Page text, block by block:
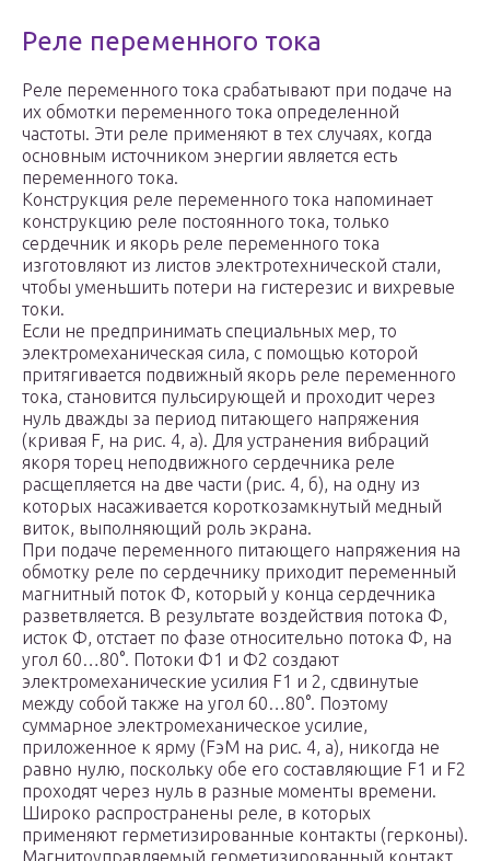
Реле переменного тока
Реле переменного тока срабатывают при подаче на
их обмотки переменного тока определенной
частоты. Эти реле применяют в тех случаях, когда
основным источником энергии является есть
переменного тока.
Конструкция реле переменного тока напоминает
конструкцию реле постоянного тока, только
сердечник и якорь реле переменного тока
изготовляют из листов электротехнической стали,
чтобы уменьшить потери на гистерезис и вихревые
токи.
Если не предпринимать специальных мер, то
электромеханическая сила, с помощью которой
притягивается подвижный якорь реле переменного
тока, становится пульсирующей и проходит через
нуль дважды за период питающего напряжения
(кривая F, на рис. 4, а). Для устранения вибраций
якоря торец неподвижного сердечника реле
расщепляется на две части (рис. 4, б), на одну из
которых насаживается короткозамкнутый медный
виток, выполняющий роль экрана.
При подаче переменного питающего напряжения на
обмотку реле по сердечнику приходит переменный
магнитный поток Ф, который у конца сердечника
разветвляется. В результате воздействия потока Ф,
исток Ф, отстает по фазе относительно потока Ф, на
угол 60…80°. Потоки Ф1 и Ф2 создают
электромеханические усилия F1 и 2, сдвинутые
между собой также на угол 60…80°. Поэтому
суммарное электромеханическое усилие,
приложенное к ярму (FэM на рис. 4, а), никогда не
равно нулю, поскольку обе его составляющие F1 и F2
проходят через нуль в разные моменты времени.
Широко распространены реле, в которых
применяют герметизированные контакты (герконы).
Магнитоуправляемый герметизированный контакт